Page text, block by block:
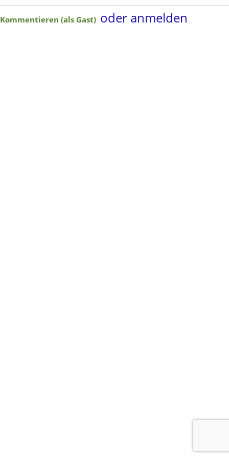
Kommentieren (als Gast) oder anmelden